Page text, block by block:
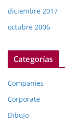
diciembre 2017
octubre 2006
Categorías
Companies
Corporate
Dibujo